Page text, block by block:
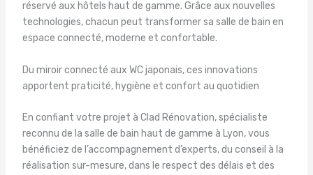
réservé aux hôtels haut de gamme. Grâce aux nouvelles
technologies, chacun peut transformer sa salle de bain en
espace connecté, moderne et confortable.
Du miroir connecté aux WC japonais, ces innovations
apportent praticité, hygiène et confort au quotidien
En confiant votre projet à Clad Rénovation, spécialiste
reconnu de la salle de bain haut de gamme à Lyon, vous
bénéficiez de l’accompagnement d’experts, du conseil à la
réalisation sur-mesure, dans le respect des délais et des